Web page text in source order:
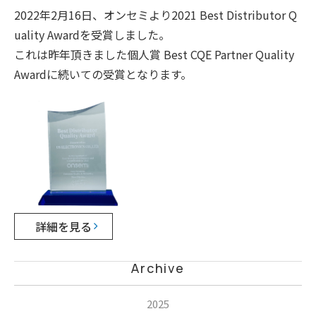
2022年2月16日、オンセミより2021 Best Distributor Q
uality Awardを受賞しました。
これは昨年頂きました個人賞 Best CQE Partner Quality
Awardに続いての受賞となります。
詳細を見る
Archive
2025